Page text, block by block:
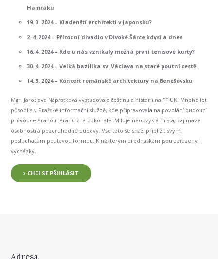
Hamráku
19. 3. 2024 – Kladenští architekti v Japonsku?
2. 4. 2024 – Přírodní divadlo v Divoké Šárce kdysi a dnes
16. 4. 2024 – Kde u nás vznikaly možná první tenisové kurty?
30. 4. 2024 – Velká bazilika sv. Václava na staré poutní cestě
14. 5. 2024 – Koncert románské architektury na Benešovsku
Mgr. Jaroslava Náprstková vystudovala češtinu a historii na FF UK. Mnoho let
působila v Pražské informační službě, kde připravovala na povolání budoucí
průvodce Prahou. Prahu zná dokonale. Miluje neobvyklá místa, zajímavé
osobnosti a pozoruhodné budovy. Vše toto se snaží přiblížit svým
posluchačům poutavou formou. K některým přednáškám jsou zařazeny i
vycházky.
CHCI SE PŘIHLÁSIT
Adresa